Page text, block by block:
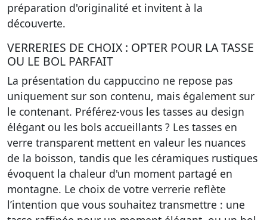
préparation d'originalité et invitent à la
découverte.
VERRERIES DE CHOIX : OPTER POUR LA TASSE
OU LE BOL PARFAIT
La présentation du cappuccino ne repose pas
uniquement sur son contenu, mais également sur
le contenant. Préférez-vous les tasses au design
élégant ou les bols accueillants ? Les tasses en
verre transparent mettent en valeur les nuances
de la boisson, tandis que les céramiques rustiques
évoquent la chaleur d'un moment partagé en
montagne. Le choix de votre verrerie reflète
l’intention que vous souhaitez transmettre : une